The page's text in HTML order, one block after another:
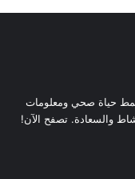
حياة صحي ومعلومات
والسعادة. تصفح الآن!